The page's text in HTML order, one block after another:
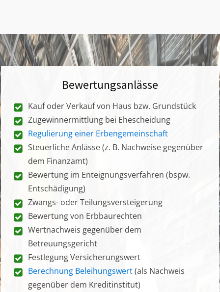
Bewertungsanlässe
Kauf oder Verkauf von Haus bzw. Grundstück
Zugewinnermittlung bei Ehescheidung
Regulierung einer Erbengemeinschaft
Steuerliche Anlässe (z. B. Nachweise gegenüber
dem Finanzamt)
Bewertung im Enteignungsverfahren (bspw.
Entschädigung)
Zwangs- oder Teilungsversteigerung
Bewertung von Erbbaurechten
Wertnachweis gegenüber dem
Betreuungsgericht
Festlegung Versicherungswert
Berechnung Beleihungswert(als Nachweis
gegenüber dem Kreditinstitut)